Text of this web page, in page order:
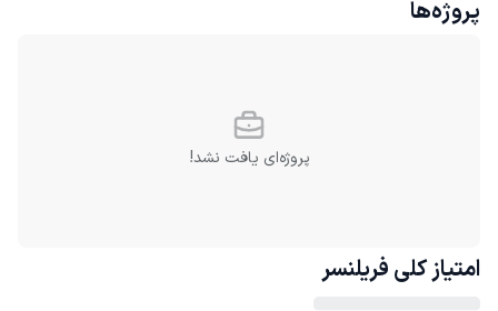
پروژه‌ها
پروژه‌ای یافت نشد!
امتیاز کلی فریلنسر